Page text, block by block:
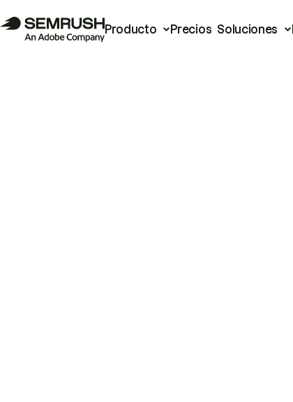
Producto Precios Soluciones